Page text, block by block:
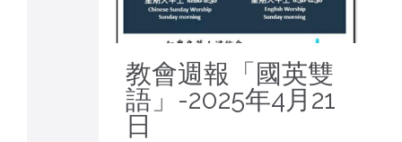
教會週報「國英雙
語」-2025年4月21
日